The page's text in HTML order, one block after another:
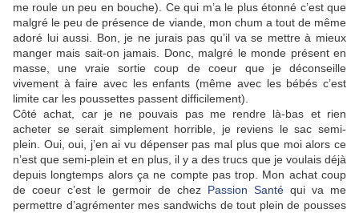
me roule un peu en bouche). Ce qui m’a le plus étonné c’est que
malgré le peu de présence de viande, mon chum a tout de même
adoré lui aussi. Bon, je ne jurais pas qu’il va se mettre à mieux
manger mais sait-on jamais. Donc, malgré le monde présent en
masse, une vraie sortie coup de coeur que je déconseille
vivement à faire avec les enfants (même avec les bébés c’est
limite car les poussettes passent difficilement).
Côté achat, car je ne pouvais pas me rendre là-bas et rien
acheter se serait simplement horrible, je reviens le sac semi-
plein. Oui, oui, j’en ai vu dépenser pas mal plus que moi alors ce
n’est que semi-plein et en plus, il y a des trucs que je voulais déjà
depuis longtemps alors ça ne compte pas trop. Mon achat coup
de coeur c’est le germoir de chez Passion Santé qui va me
permettre d’agrémenter mes sandwichs de tout plein de pousses